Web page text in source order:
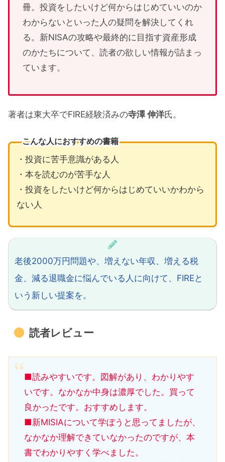
冊。投資をしたいけど何からはじめていいのか
わからないといった人の疑問を解決してくれ
る。新NISAの攻略や最終的に目指す資産形成
のかたちについて、読者の欲しい情報が詰まっ
ています。
著者は東大卒でFIRE経験済みの寺澤 伸洋氏。
こんな人におすすめの書籍
・投資に苦手意識がある人
・本を読むのが苦手な人
・投資をしたいけど何からはじめていいかわから
ない人
老後2000万円問題や、増えない年収、増える税
金、減る退職金に悩んでいる人に向けて、FIREと
いう新しい提案を。
読者レビュー
■読みやすいです。図解があり、わかりやす
いです。なかなか中身は濃厚でした。買って
良かったです。おすすめします。
■新MISIAについて学ぼうと思ってましたが、
なかなか理解できていなかったのですが、本
書でわかりやすく学べました。